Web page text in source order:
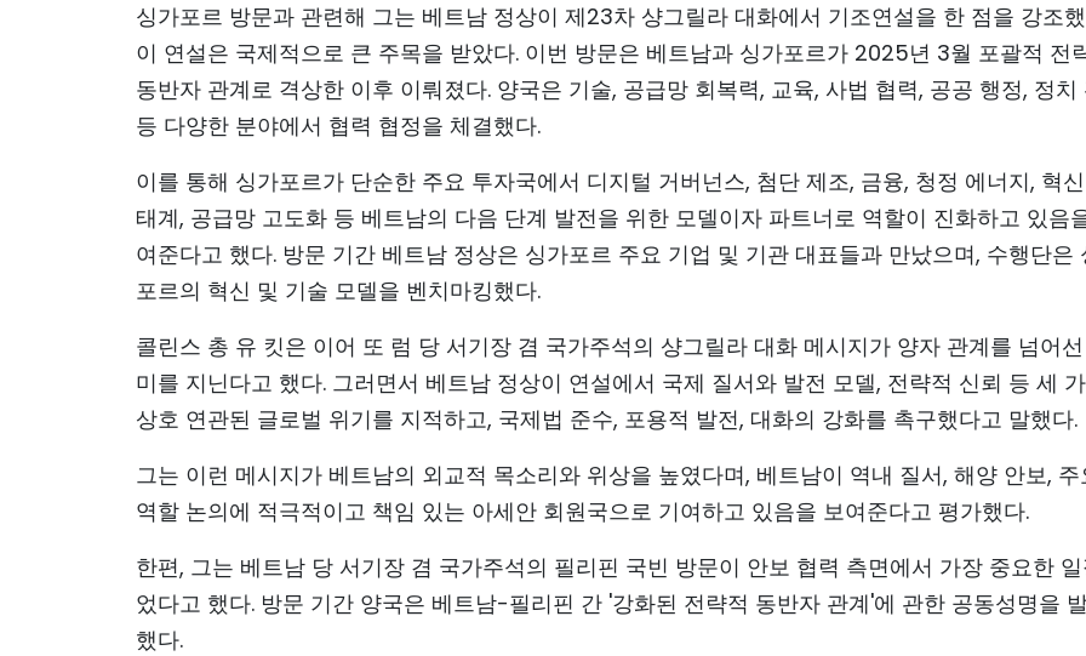
싱가포르 방문과 관련해 그는 베트남 정상이 제23차 샹그릴라 대화에서 기조연설을 한 점을 강조
이 연설은 국제적으로 큰 주목을 받았다. 이번 방문은 베트남과 싱가포르가 2025년 3월 포괄적 전
동반자 관계로 격상한 이후 이뤄졌다. 양국은 기술, 공급망 회복력, 교육, 사법 협력, 공공 행정, 정치
등 다양한 분야에서 협력 협정을 체결했다.
이를 통해 싱가포르가 단순한 주요 투자국에서 디지털 거버넌스, 첨단 제조, 금융, 청정 에너지, 혁
태계, 공급망 고도화 등 베트남의 다음 단계 발전을 위한 모델이자 파트너로 역할이 진화하고 있음
여준다고 했다. 방문 기간 베트남 정상은 싱가포르 주요 기업 및 기관 대표들과 만났으며, 수행단은
포르의 혁신 및 기술 모델을 벤치마킹했다.
콜린스 총 유 킷은 이어 또 럼 당 서기장 겸 국가주석의 샹그릴라 대화 메시지가 양자 관계를 넘어
미를 지닌다고 했다. 그러면서 베트남 정상이 연설에서 국제 질서와 발전 모델, 전략적 신뢰 등 세
상호 연관된 글로벌 위기를 지적하고, 국제법 준수, 포용적 발전, 대화의 강화를 촉구했다고 말했다.
그는 이런 메시지가 베트남의 외교적 목소리와 위상을 높였다며, 베트남이 역내 질서, 해양 안보, 주
역할 논의에 적극적이고 책임 있는 아세안 회원국으로 기여하고 있음을 보여준다고 평가했다.
한편, 그는 베트남 당 서기장 겸 국가주석의 필리핀 국빈 방문이 안보 협력 측면에서 가장 중요한
었다고 했다. 방문 기간 양국은 베트남-필리핀 간 '강화된 전략적 동반자 관계'에 관한 공동성명을
했다.